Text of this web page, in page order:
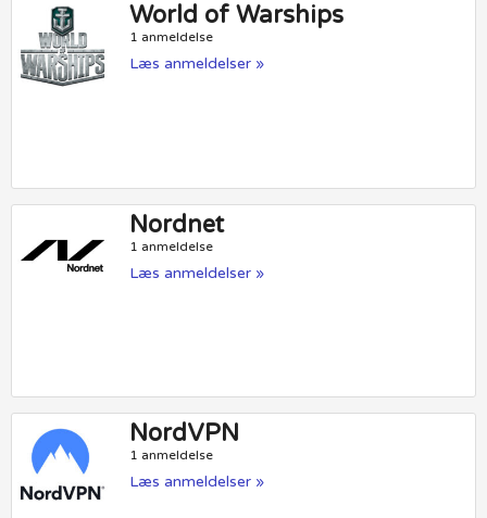
World of Warships
1 anmeldelse
Læs anmeldelser »
Nordnet
1 anmeldelse
Læs anmeldelser »
NordVPN
1 anmeldelse
Læs anmeldelser »